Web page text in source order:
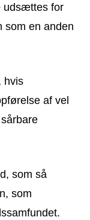
udsættes for
som en anden
hvis
af vel
som så
som